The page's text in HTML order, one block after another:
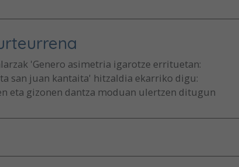
'Genero asimetria igarotze errituetan:
san juan kantaita' hitzaldia ekarriko digu:
eta gizonen dantza moduan ulertzen ditugun